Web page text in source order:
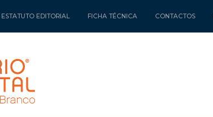
ESTATUTO EDITORIAL FICHA TÉCNICA CONTACTOS